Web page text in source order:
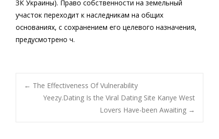
ЗК Украины). Право собственности на земельный
участок переходит к наследникам на общих
основаниях, с сохранением его целевого назначения,
предусмотрено ч.
Post
navigation
← The Effectiveness Of Vulnerability
Yeezy.Dating Is the Viral Dating Site Kanye West
Lovers Have-been Awaiting →